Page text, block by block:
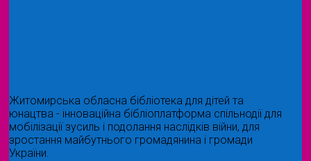
Житомирська обласна бібліотека для дітей та
юнацтва - інноваційна бібліоплатформа спільнодії для
мобілізації зусиль і подолання наслідків війни, для
зростання майбутнього громадянина і громади
України.